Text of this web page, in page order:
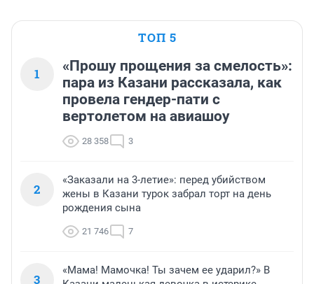
ТОП 5
1
«Прошу прощения за смелость»:
пара из Казани рассказала, как
провела гендер-пати с
вертолетом на авиашоу
28 358 3
2
«Заказали на 3-летие»: перед убийством
жены в Казани турок забрал торт на день
рождения сына
21 746 7
3
«Мама! Мамочка! Ты зачем ее ударил?» В